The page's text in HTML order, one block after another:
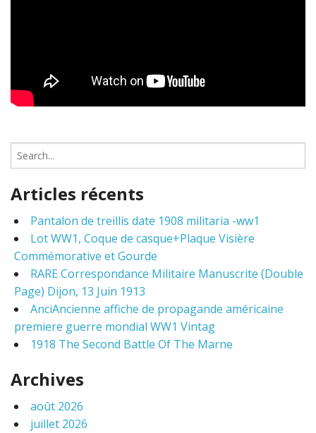
e
r
h
o
Articles récents
Pantalon de treillis date 1908 militaria -ww1
Lot WW1, Coque de casque+Plaque Visière
Commémorative et Gourde
RARE Correspondance Militaire Manuscrite (Double
Page) Dijon, 13 Juin 1913
AnciAncienne affiche de propagande américaine
premiere guerre mondial WW1 Vintag
1918 The Second Battle Of The Marne
Archives
août 2026
juillet 2026